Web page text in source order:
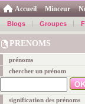
Accueil Minceur
Blogs Groupes
PRENOMS
prénoms
chercher un prénom
signification des prénoms